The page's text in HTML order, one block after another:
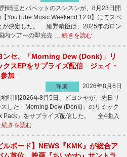
晴臣とパペットのスンスンが、8月23日開
YouTube Music Weekend 12.0】にてスペ
が決定した。 細野晴臣は、2025年のロン
内ツアーの即完売 … 続きを読む
ンセ、「Morning Dew (Donk)」リ
クスEPをサプライズ配信 ジェイ・
加
洋楽
2026年8月6日
時間2026年8月5日、ビヨンセが、先日リ
スした「Morning Dew (Donk)」のリミック
Pack』をサプライズ配信した。 全4曲入
続きを読む
ルボード】NEWS『KMK』が総合ア